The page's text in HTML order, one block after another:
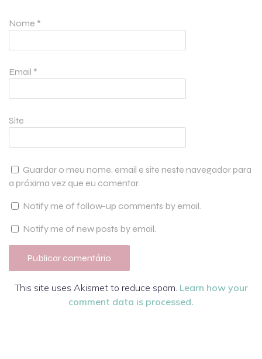
Nome *
Email *
Site
Guardar o meu nome, email e site neste navegador para
a próxima vez que eu comentar.
Notify me of follow-up comments by email.
Notify me of new posts by email.
This site uses Akismet to reduce spam. Learn how your
comment data is processed.